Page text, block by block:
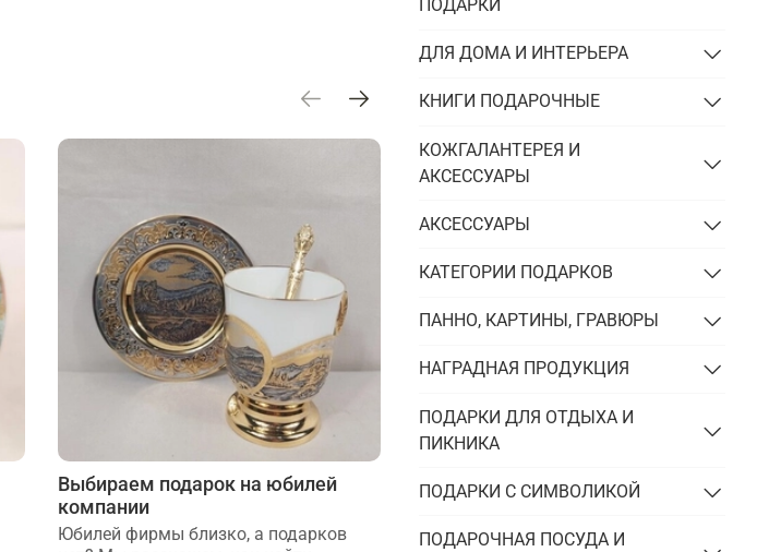
Подарки энергетику
Выбираем подарок на юбилей
компании
Юбилей фирмы близко, а подарков
История одного подстаканника:
причем тут Витте и почему
сегодня это эксклюзивный
ПОДАРКИ
ДЛЯ ДОМА И ИНТЕРЬЕРА
КНИГИ ПОДАРОЧНЫЕ
КОЖГАЛАНТЕРЕЯ И
АКСЕССУАРЫ
АКСЕССУАРЫ
КАТЕГОРИИ ПОДАРКОВ
ПАННО, КАРТИНЫ, ГРАВЮРЫ
НАГРАДНАЯ ПРОДУКЦИЯ
ПОДАРКИ ДЛЯ ОТДЫХА И
ПИКНИКА
ПОДАРКИ С СИМВОЛИКОЙ
ПОДАРОЧНАЯ ПОСУДА И